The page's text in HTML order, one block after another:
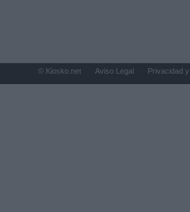
© Kiosko.net Aviso Legal Privacidad